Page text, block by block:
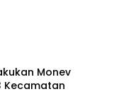
Monev
Kecamatan